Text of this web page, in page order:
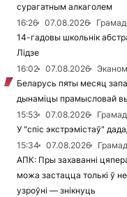
сурагатным алкаголем
16:26
07.08.2026
14-гадовы школьнік
Лідзе
16:02
07.08.2026
Беларусь пяты месяц
дынаміцы прамысловай
15:53
07.08.2026
У "спіс экстрэмістаў"
15:34
07.08.2026
АПК: Пры захаванні
можа застацца толькі ў
узроўні — знікнуць